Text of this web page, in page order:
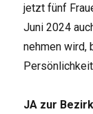
jetzt fünf
Juni 2024
nehmen wird,
JA zur